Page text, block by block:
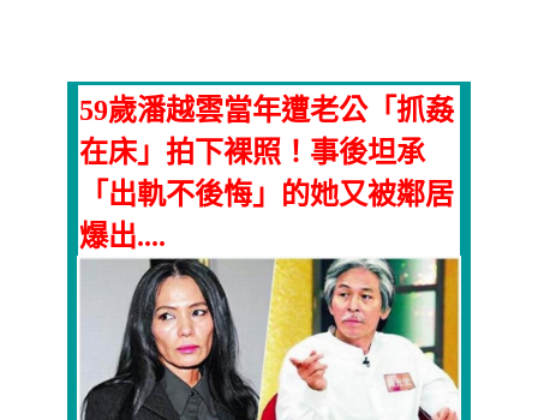
59歲潘越雲當年遭老公「抓姦
在床」拍下裸照！事後坦承
「出軌不後悔」的她又被鄰居
爆出....